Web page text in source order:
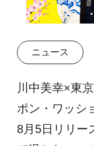
ニュース
川中美幸×東
ポン・ワッシ
8月5日リリ